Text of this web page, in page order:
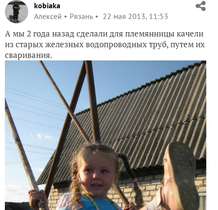
kobiaka
Алексей
Рязань 22 мая 2013, 11:53
А мы 2 года назад сделали для племянницы качели
из старых железных водопроводных труб, путем их
сваривания.